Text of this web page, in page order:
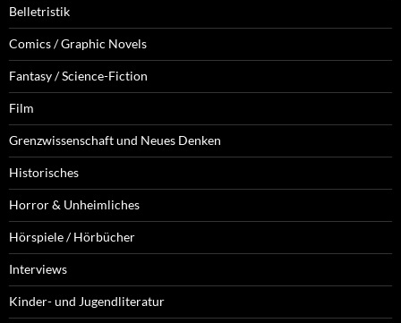
Belletristik
Comics / Graphic Novels
Fantasy / Science-Fiction
Film
Grenzwissenschaft und Neues Denken
Historisches
Horror & Unheimliches
Hörspiele / Hörbücher
Interviews
Kinder- und Jugendliteratur